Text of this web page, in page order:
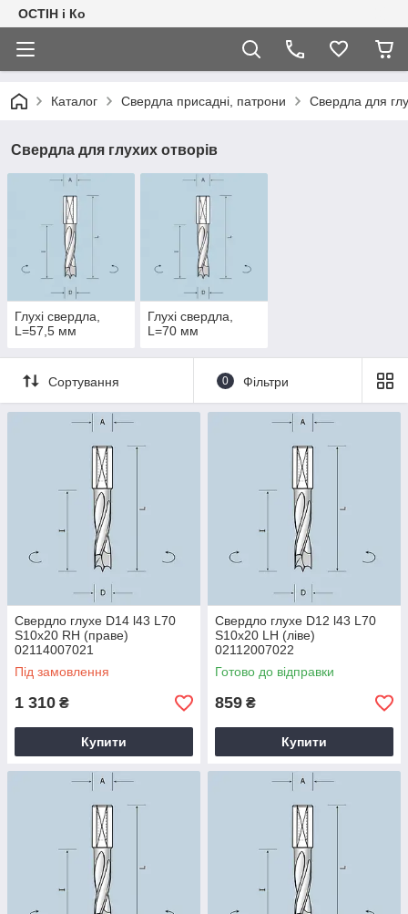
ОСТІН і Ко
Каталог Свердла присадні, патрони Свердла для
Свердла для глухих отворів
Глухі свердла,
L=57,5 мм
Глухі свердла,
L=70 мм
Сортування 0 Фільтри
Свердло глухе D14 l43 L70
S10x20 RH (праве)
02114007021
Під замовлення
1 310 ₴
Купити
Свердло глухе D12 l43 L70
S10x20 LH (ліве)
02112007022
Готово до відправки
859 ₴
Купити